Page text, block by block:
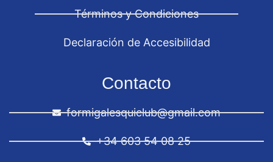
Términos y Condiciones
Declaración de Accesibilidad
Contacto
formigalesquiclub@gmail.com
+34 603 54 08 25